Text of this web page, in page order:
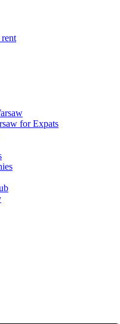
for Expats